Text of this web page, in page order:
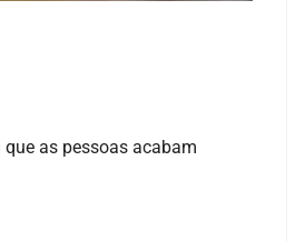
as pessoas acabam